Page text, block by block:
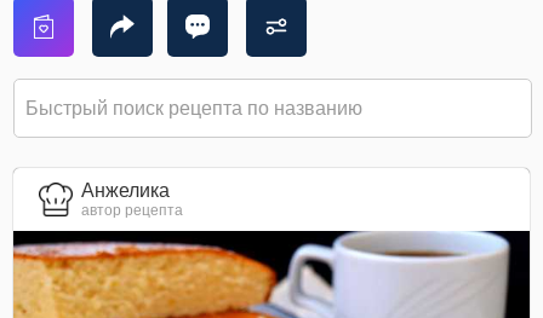
Анжелика
автор рецепта